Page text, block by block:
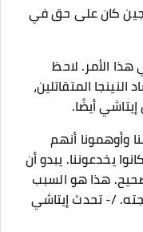
جين كان على حق في
الأمر. لاحظ
المتقاتلين،
أيضًا.
وأوهمونا أنهم
يخدعوننا. يبدو أن
هذا هو السبب
/- تحدث إيتاشي